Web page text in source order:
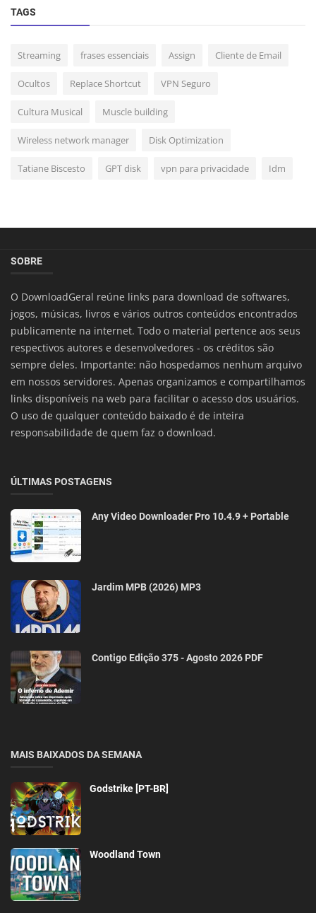
TAGS
Streaming frases essenciais Assign Cliente de Email
Ocultos Replace Shortcut VPN Seguro
Cultura Musical Muscle building
Wireless network manager Disk Optimization
Tatiane Biscesto GPT disk vpn para privacidade Idm
SOBRE
O DownloadGeral reúne links para download de softwares,
jogos, músicas, livros e vários outros conteúdos encontrados
publicamente na internet. Todo o material pertence aos seus
respectivos autores e desenvolvedores - os créditos são
sempre deles. Importante: não hospedamos nenhum arquivo
em nossos servidores. Apenas organizamos e compartilhamos
links disponíveis na web para facilitar o acesso dos usuários.
O uso de qualquer conteúdo baixado é de inteira
responsabilidade de quem faz o download.
ÚLTIMAS POSTAGENS
Any Video Downloader Pro 10.4.9 + Portable
Jardim MPB (2026) MP3
Contigo Edição 375 - Agosto 2026 PDF
MAIS BAIXADOS DA SEMANA
Godstrike [PT-BR]
Woodland Town